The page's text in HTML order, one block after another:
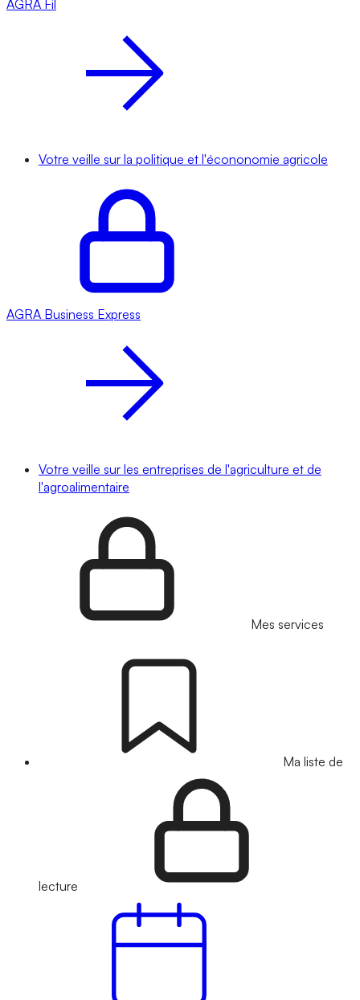
AGRA Fil
Votre veille sur la politique et l'écononomie agricole
AGRA Business Express
Votre veille sur les entreprises de l'agriculture et de
l'agroalimentaire
Mes services
Ma liste de
lecture